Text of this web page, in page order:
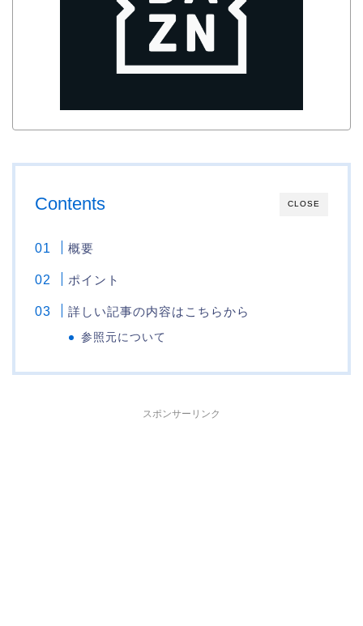
CLOSE
Contents
概要
ポイント
詳しい記事の内容はこちらから
参照元について
スポンサーリンク